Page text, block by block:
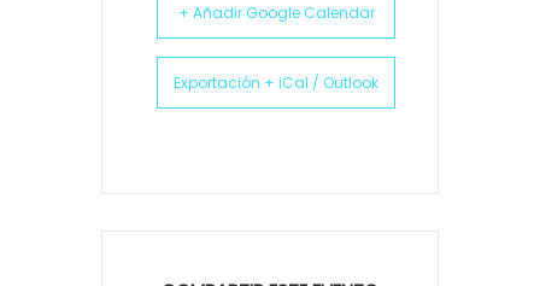
+ Añadir Google Calendar
Exportación + iCal / Outlook